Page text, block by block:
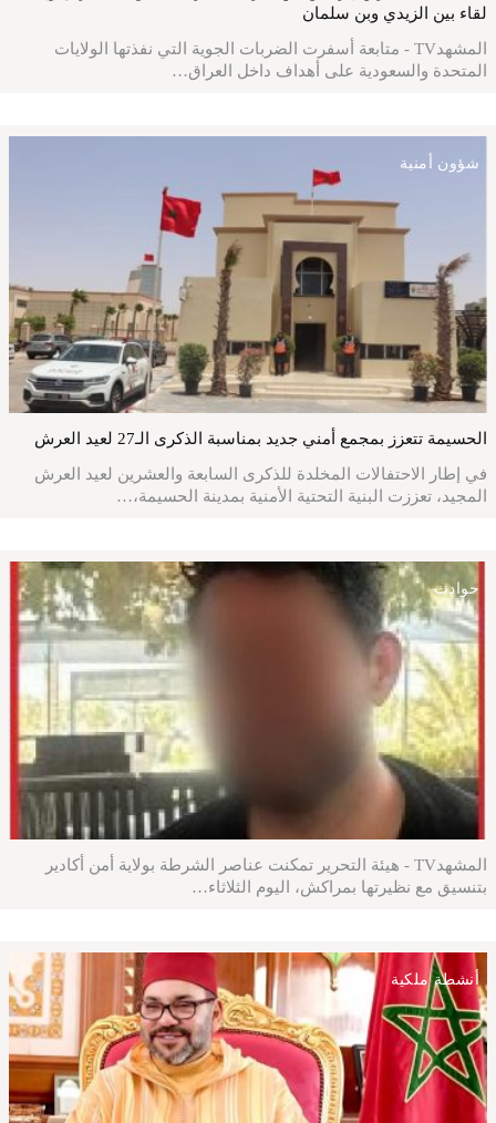
لقاء بين الزيدي وبن سلمان
المشهدTV - متابعة أسفرت الضربات الجوية التي نفذتها الولايات
المتحدة والسعودية على أهداف داخل العراق…
شؤون أمنية
الحسيمة تتعزز بمجمع أمني جديد بمناسبة الذكرى الـ27 لعيد العرش
في إطار الاحتفالات المخلدة للذكرى السابعة والعشرين لعيد العرش
المجيد، تعززت البنية التحتية الأمنية بمدينة الحسيمة،…
حوادث
المشهدTV - هيئة التحرير تمكنت عناصر الشرطة بولاية أمن أكادير
بتنسيق مع نظيرتها بمراكش، اليوم الثلاثاء…
أنشطة ملكية